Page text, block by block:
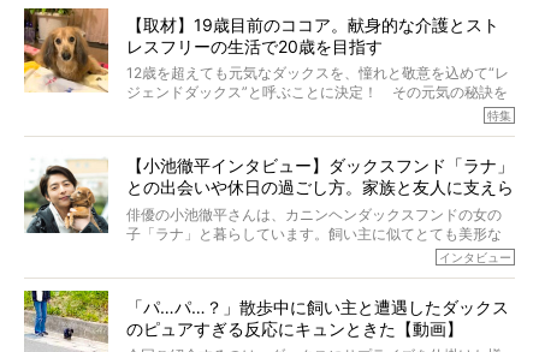
代の犬の食事は“ある重要な栄養”が不足しがちになっている
というのです。
それを効率よくおぎなってくれるのが、コラーゲン！ そ
こでわたしたちは、純度100%の犬用コラーゲンサプリ
『Ta-Ta(タータ)』を作りました！
愛犬家の83％が「健康維持を実感した」と評判のTa-Ta(タ
ータ)。健康維持をめざす、すべてのダックスたちに、どう
か届きますように。
【取材】19歳目前のココア。献身的な介護とスト
レスフリーの生活で20歳を目指す
12歳を超えても元気なダックスを、憧れと敬意を込めて“レ
ジェンドダックス”と呼ぶことに決定！ その元気の秘訣を
オーナーさんに伺うのが、特集『レジェンドダックスの肖
く」というオーナーさんのポリシーのもと、甘やかさずに
育てられ、18歳になるまで定期検査すらしたことがなかっ
たというココアくん。果たしてその長生きの秘訣とは。
特集
【小池徹平インタビュー】ダックスフンド「ラナ」
との出会いや休日の過ごし方。家族と友人に支えら
れてー
俳優の小池徹平さんは、カニンヘンダックスフンドの女の
子「ラナ」と暮らしています。飼い主に似てとても美形な
ラナは、現在８才。小池さんのインスタグラムでは、ラナ
と顔を寄せ合う写真も投稿されていて、ファンからは「ラ
ケメンから愛されているラナは、去年の誕生日に小池さん
からプレゼントしてもらったハーネスをつけて撮影に参加
インタビュー
「パ…パ…？」散歩中に飼い主と遭遇したダックス
のピュアすぎる反応にキュンときた【動画】